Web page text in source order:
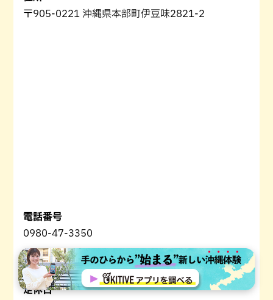
〒905-0221 沖縄県本部町伊豆味2821-2
電話番号
0980-47-3350
営業時間
11時～16時
定休日